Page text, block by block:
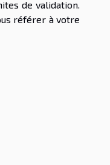
de validation.
référer à votre